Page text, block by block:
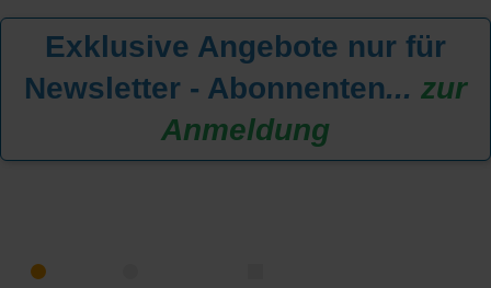
Exklusive Angebote nur für
Newsletter - Abonnenten... zur
Anmeldung